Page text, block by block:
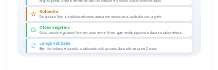
Dolomita
De textura fina, é tradicionalmente usada em máscaras e cuidados com a pele.
Óleos vegetais
Coco, canola e girassol formam uma barra firme, que rende espuma e dura na saboneteira.
Longa validade
Bem formulado e curado, o sabonete cold process dura até cerca de 2 anos.